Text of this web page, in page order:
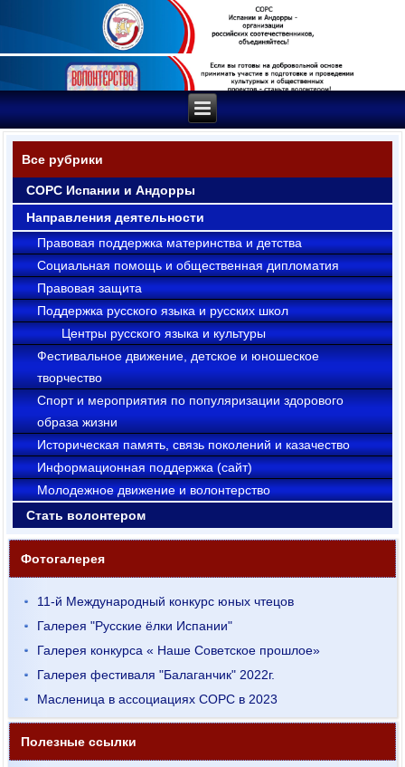
Все рубрики
СОРС Испании и Андорры
Направления деятельности
Правовая поддержка материнства и детства
Социальная помощь и общественная дипломатия
Правовая защита
Поддержка русского языка и русских школ
Центры русского языка и культуры
Фестивальное движение, детское и юношеское
творчество
Cпорт и мероприятия по популяризации здорового
образа жизни
Историческая память, связь поколений и казачество
Информационная поддержка (сайт)
Молодежное движение и волонтерство
Стать волонтером
Фотогалерея
11-й Международный конкурс юных чтецов
Галерея "Русские ёлки Испании"
Галерея конкурса « Наше Советское прошлое»
Галерея фестиваля "Балаганчик" 2022г.
Масленица в ассоциациях СОРС в 2023
Полезные ссылки